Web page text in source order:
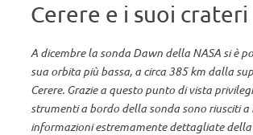
Cerere e i suoi crateri
A dicembre la sonda Dawn della NASA si è
sua orbita più bassa, a circa 385 km dalla
Cerere. Grazie a questo punto di vista
strumenti a bordo della sonda sono riusciti a
informazioni estremamente dettagliate